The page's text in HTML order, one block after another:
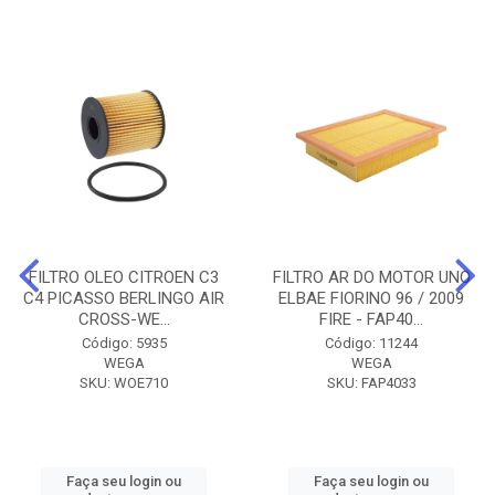
FILTRO OLEO CITROEN C3
C4 PICASSO BERLINGO AIR
CROSS-WE...
Código: 5935
WEGA
SKU: WOE710
Faça seu login ou
FILTRO AR DO MOTOR UNO
ELBAE FIORINO 96 / 2009
FIRE - FAP40...
Código: 11244
WEGA
SKU: FAP4033
Faça seu login ou